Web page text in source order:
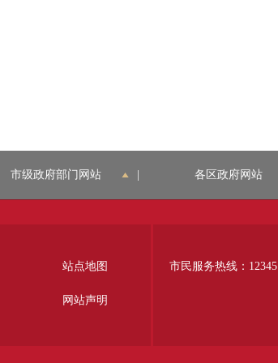
市级政府部门网站 各区政府网站
站点地图
网站声明
市民服务热线：12345